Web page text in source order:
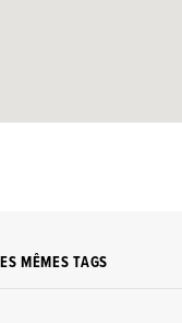
MÊMES TAGS